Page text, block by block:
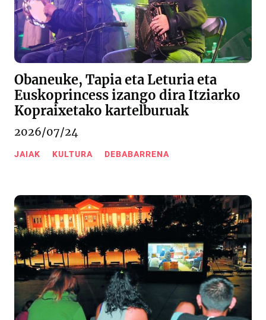
Obaneuke, Tapia eta Leturia eta
Euskoprincess izango dira Itziarko
Kopraixetako kartelburuak
2026/07/24
JAIAK KULTURA DEBABARRENA